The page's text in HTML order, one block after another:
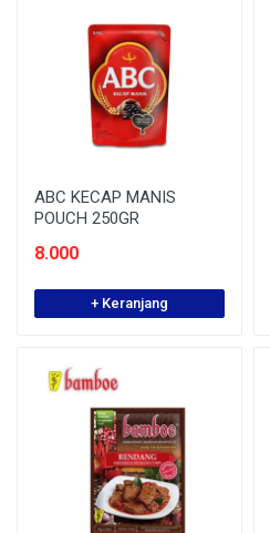
ABC KECAP MANIS
POUCH 250GR
8.000
+ Keranjang